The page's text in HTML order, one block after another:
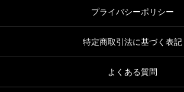
プライバシーポリシー
特定商取引法に基づく表記
よくある質問